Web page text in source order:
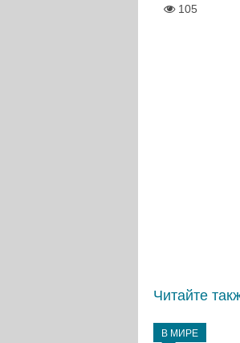
105
Читайте
В МИРЕ